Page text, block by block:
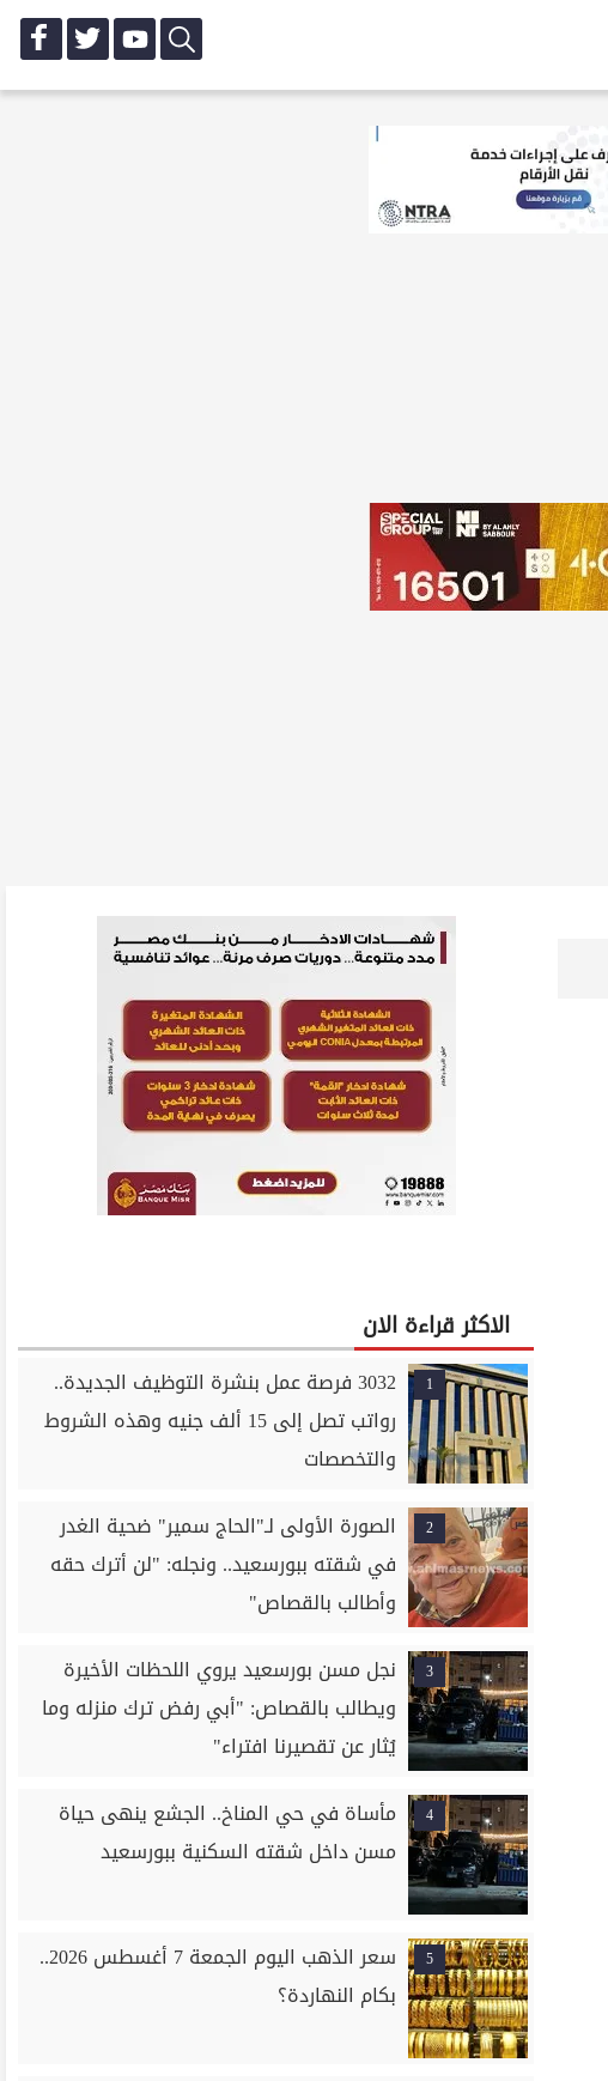
الاكثر قراءة الان
1
3032 فرصة عمل بنشرة التوظيف الجديدة..
رواتب تصل إلى 15 ألف جنيه وهذه الشروط
والتخصصات
2
الصورة الأولى لـ"الحاج سمير" ضحية الغدر
في شقته ببورسعيد.. ونجله: "لن أترك حقه
وأطالب بالقصاص"
3
نجل مسن بورسعيد يروي اللحظات الأخيرة
ويطالب بالقصاص: "أبي رفض ترك منزله وما
يُثار عن تقصيرنا افتراء"
4
مأساة في حي المناخ.. الجشع ينهى حياة
مسن داخل شقته السكنية ببورسعيد
5
سعر الذهب اليوم الجمعة 7 أغسطس 2026..
بكام النهاردة؟